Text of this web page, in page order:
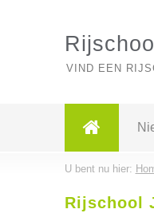
Rijschool
VIND EEN
U bent nu hier:
Rijschool